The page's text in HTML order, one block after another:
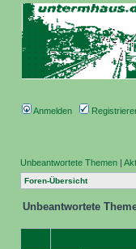
Anmelden
Unbeantwortete Themen |
Foren-Übersicht
Unbeantwortete